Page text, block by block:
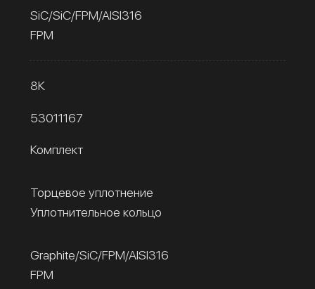
SiC/SiC/FPM/AISI316
FPM
8К
53011167
Комплект
Торцевое уплотнение
Уплотнительное кольцо
Graphite/SiC/FPM/AISI316
FPM